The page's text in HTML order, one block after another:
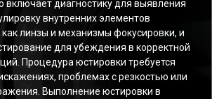
включает диагностику для выявления
внутренних элементов
как линзы и механизмы фокусировки, и
для убеждения в корректной
Процедура юстировки требуется
проблемах с резкостью или
Выполнение юстировки в